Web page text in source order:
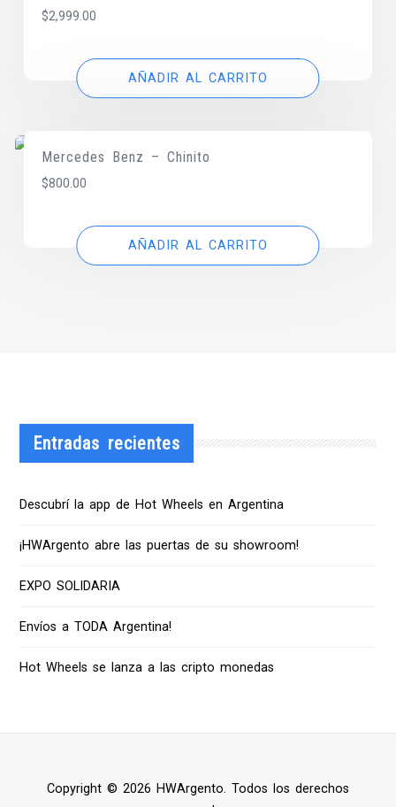
$2,999.00
AÑADIR AL CARRITO
Mercedes Benz – Chinito
$800.00
AÑADIR AL CARRITO
Entradas recientes
Descubrí la app de Hot Wheels en Argentina
¡HWArgento abre las puertas de su showroom!
EXPO SOLIDARIA
Envíos a TODA Argentina!
Hot Wheels se lanza a las cripto monedas
Copyright © 2026 HWArgento. Todos los derechos